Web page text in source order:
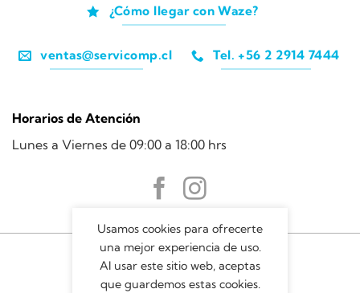
¿Cómo llegar con Waze?
ventas@servicomp.cl Tel. +56 2 2914 7444
Horarios de Atención
Lunes a Viernes de 09:00 a 18:00 hrs
Usamos cookies para ofrecerte
una mejor experiencia de uso.
Al usar este sitio web, aceptas
que guardemos estas cookies.